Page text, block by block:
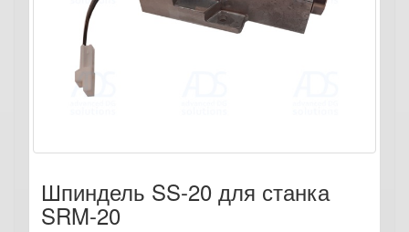
Шпиндель SS-20 для станка
SRM-20